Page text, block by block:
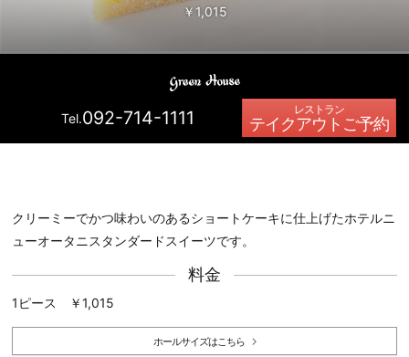
￥1,015
Tel.092-714-1111 テイクアウトご予約
クリーミーでかつ味わいのあるショートケーキに仕上げたホテルニ
ューオータニスタンダードスイーツです。
料金
1ピース ￥1,015
ホールサイズはこちら